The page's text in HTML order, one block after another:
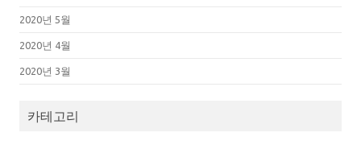
2020년 5월
2020년 4월
2020년 3월
카테고리